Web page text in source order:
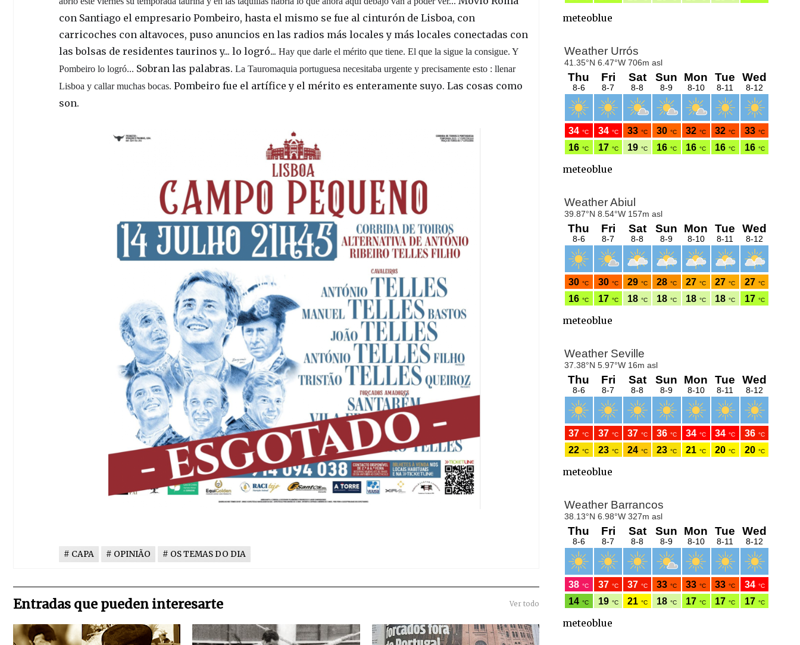
con Santiago el empresario Pombeiro, hasta el mismo se fue al cinturón de Lisboa, con
carricoches con altavoces, puso anuncios en las radios más locales y más locales conectadas con
las bolsas de residentes taurinos y... lo logró... Hay que darle el mérito que tiene. El que la sigue la consigue. Y
Pombeiro lo logró... Sobran las palabras. La Tauromaquia portuguesa necesitaba urgente y precisamente esto : llenar
Lisboa y callar muchas bocas. Pombeiro fue el artífice y el mérito es enteramente suyo. Las cosas como
son.
CAPA OPINIÃO OS TEMAS DO DIA
Entradas que pueden interesarte Ver todo
meteoblue
meteoblue
meteoblue
meteoblue
meteoblue